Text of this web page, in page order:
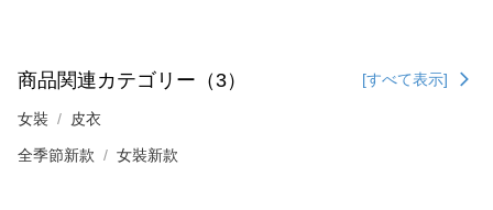
商品関連カテゴリー（3） [すべて表示]
女裝 皮衣
全季節新款 女裝新款